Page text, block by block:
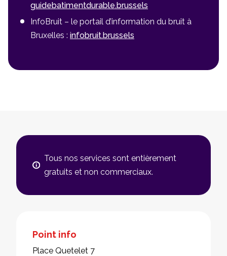
guidebatimentdurable.brussels
InfoBruit – le portail d’information du bruit à
Bruxelles : infobruit.brussels
Tous nos services sont entièrement
gratuits et non commerciaux.
Point info
Place Quetelet 7